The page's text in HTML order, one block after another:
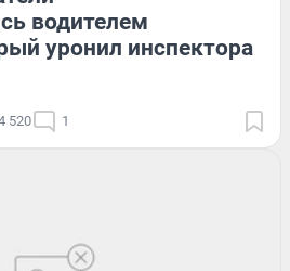
водителем
уронил инспектора
520 1